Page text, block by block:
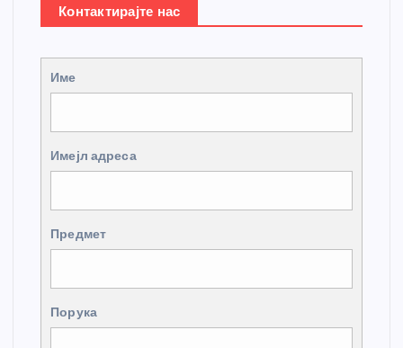
Контактирајте нас
Име
Имејл адреса
Предмет
Порука